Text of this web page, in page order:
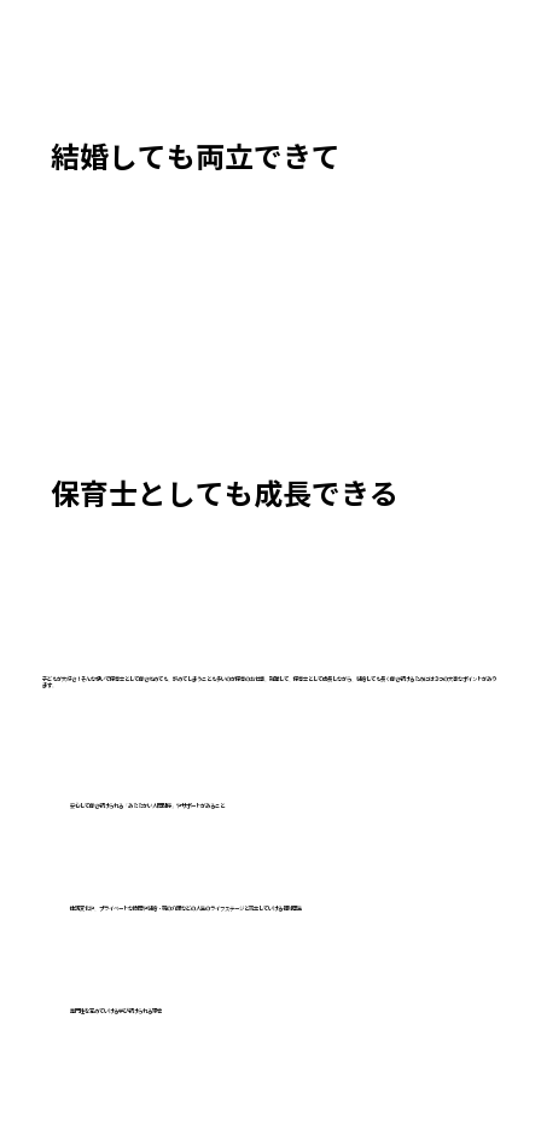
結婚しても両立できて
保育士としても成長できる
​子どもが大好き！そんな想いで保育士として働き始めても、辞めてしまうことも多いのが保育のお仕事。就職して、保育士として成長しながら、結婚しても長く働き続けるためには３つの大事なポイントがあり
ます。
安心して働き続けられる「あたたかい人間関係」やサポートがあること
体調変化や、プライベートな時間や結婚・親の介護などの人生のライフステージと両立していける福利厚生
専門性を高めていける学び続けられる環境